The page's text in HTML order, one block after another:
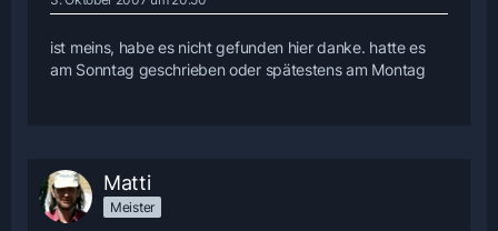
ist meins, habe es nicht gefunden hier danke. hatte es
am Sonntag geschrieben oder spätestens am Montag
Matti
Meister